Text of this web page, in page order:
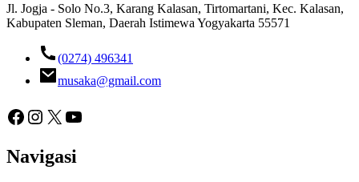
Jl. Jogja - Solo No.3, Karang Kalasan, Tirtomartani, Kec. Kalasan,
Kabupaten Sleman, Daerah Istimewa Yogyakarta 55571
(0274) 496341
musaka@gmail.com
Facebook
Instagram
X YouTube
Navigasi